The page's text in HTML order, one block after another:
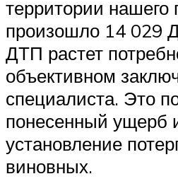
территории нашего
произошло 14 029
ДТП растет
объективном
специалиста. Это
понесенный ущерб
установление
виновных.